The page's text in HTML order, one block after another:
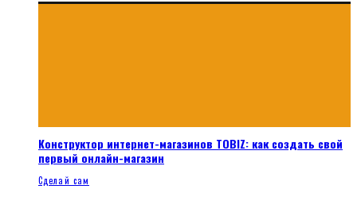
Конструктор интернет-магазинов TOBIZ: как создать свой
первый онлайн-магазин
Сделай сам